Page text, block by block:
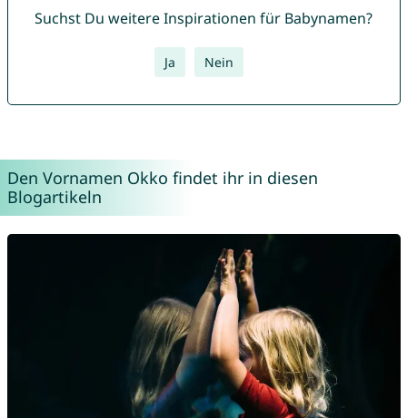
Suchst Du weitere Inspirationen für Babynamen?
Ja Nein
Den Vornamen Okko findet ihr in diesen
Blogartikeln